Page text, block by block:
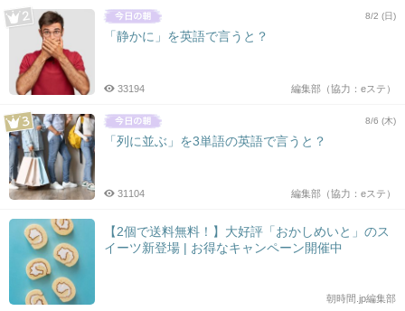
8/2 (日)
「静かに」を英語で言うと？
編集部（協力：eステ）
33194
8/6 (木)
「列に並ぶ」を3単語の英語で言うと？
編集部（協力：eステ）
31104
【2個で送料無料！】大好評「おかしめいと」のス
イーツ新登場 | お得なキャンペーン開催中
朝時間.jp編集部